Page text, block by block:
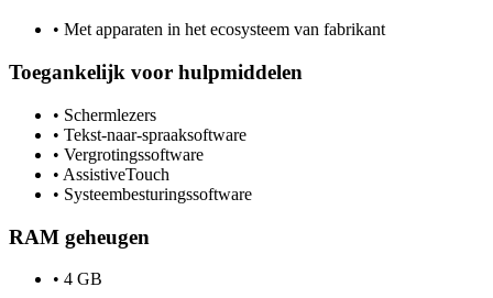
• Met apparaten in het ecosysteem van fabrikant
Toegankelijk voor hulpmiddelen
• Schermlezers
• Tekst-naar-spraaksoftware
• Vergrotingssoftware
• AssistiveTouch
• Systeembesturingssoftware
RAM geheugen
• 4 GB